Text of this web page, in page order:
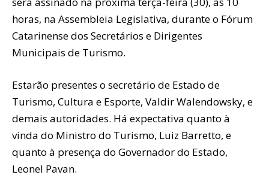
horas, na Assembleia Legislativa, durante o Fórum
Catarinense dos Secretários e Dirigentes
Municipais de Turismo.
Estarão presentes o secretário de Estado de
Turismo, Cultura e Esporte, Valdir Walendowsky, e
demais autoridades. Há expectativa quanto à
vinda do Ministro do Turismo, Luiz Barretto, e
quanto à presença do Governador do Estado,
Leonel Pavan.